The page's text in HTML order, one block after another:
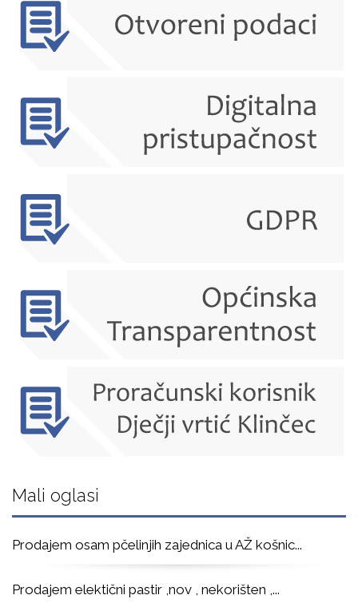
Mali oglasi
Prodajem osam pčelinjih zajednica u AŽ košnic...
Prodajem elektični pastir ,nov , nekorišten ,...